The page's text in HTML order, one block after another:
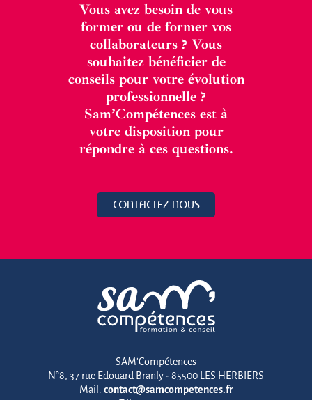
Vous avez besoin de vous
former ou de former vos
collaborateurs ? Vous
souhaitez bénéficier de
conseils pour votre évolution
professionnelle ?
Sam’Compétences est à
votre disposition pour
répondre à ces questions.
CONTACTEZ-NOUS
SAM'Compétences
N°8, 37 rue Edouard Branly - 85500 LES HERBIERS
Mail: contact@samcompetences.fr